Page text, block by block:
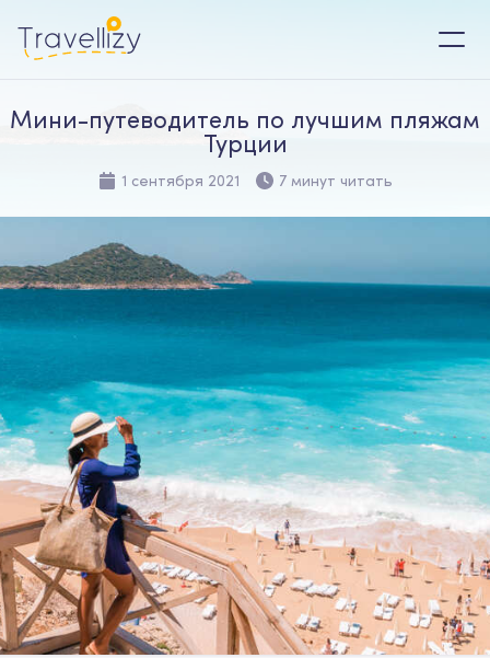
Мини-путеводитель по лучшим пляжам
Турции
1 сентября 2021 7 минут читать